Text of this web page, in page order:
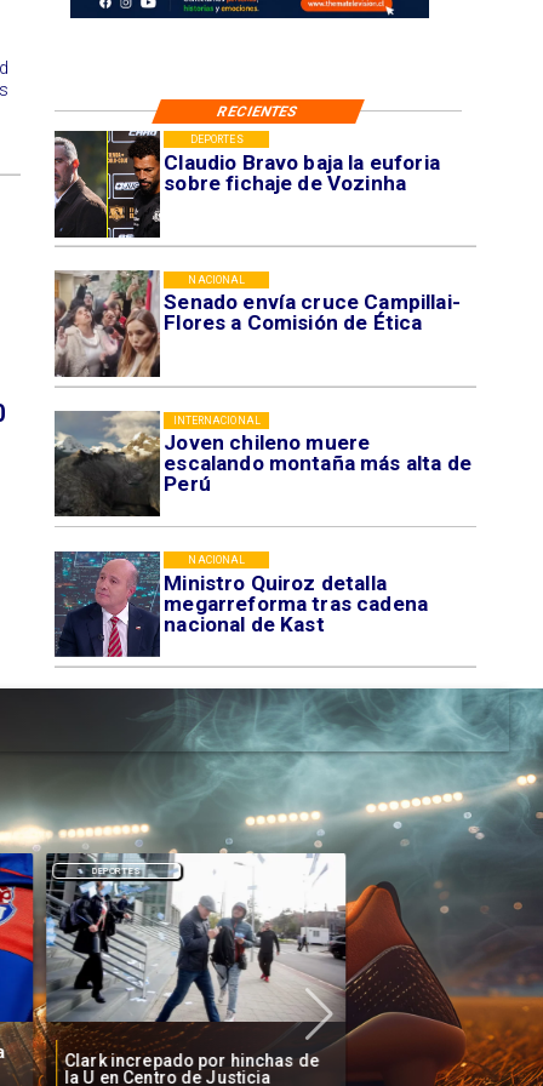
Claudio Bravo baja la euforia
sobre fichaje de Vozinha
DEPORTES
Senado envía cruce Campillai-
Flores a Comisión de Ética
NACIONAL
Joven chileno muere
escalando montaña más alta de
Perú
INTERNACIONAL
Ministro Quiroz detalla
megarreforma tras cadena
nacional de Kast
NACIONAL
RECIENTES
Clark increpado por hinchas de
la U en Centro de Justicia
DEPORTES
Vozinha firma
Colo Colo como